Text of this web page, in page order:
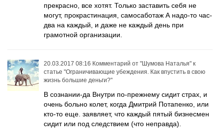
прекрасно, все хотят. Только заставить себя не
могут, прокрастинация, самосаботаж А надо-то час-
два на каждый, и даже не каждый день при
грамотной организации.
20.03.2017 08:16 Комментарий от "Шумова Наталья" к
статье "Ограничивающие убеждения. Как впустить в свою
жизнь большие деньги?"
В сознании-да Внутри по-прежнему сидит страх, и
очень больно колет, когда Дмитрий Потапенко, или
кто-то еще. заявляет, что каждый пятый бизнесмен
сидит или под следствием (что неправда).